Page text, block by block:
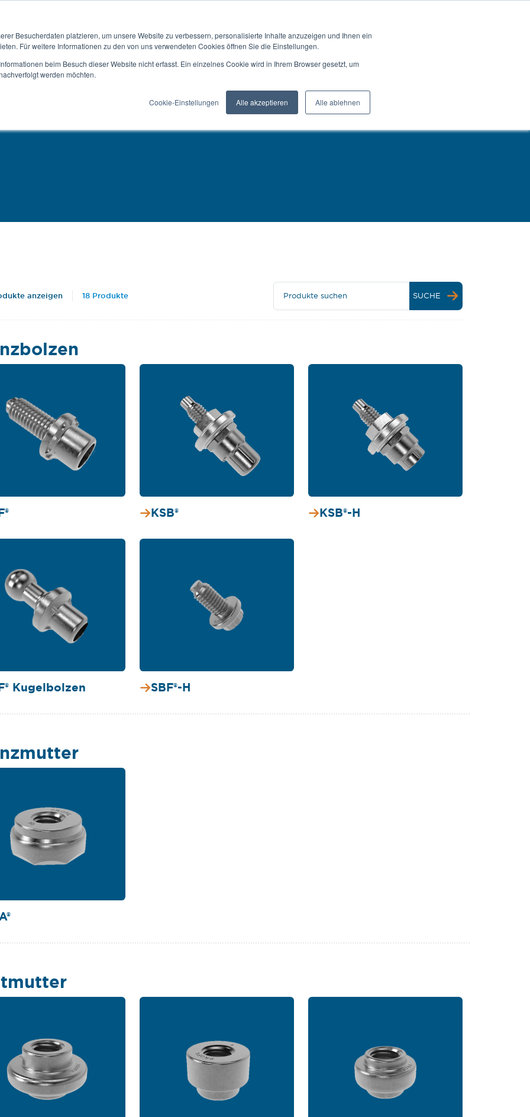
Besucherdaten platzieren, um unsere Website zu verbessern, personalisierte Inhalte anzuzeigen und Ihnen ein
Für weitere Informationen zu den von uns verwendeten Cookies öffnen Sie die Einstellungen.
beim Besuch dieser Website nicht erfasst. Ein einzelnes Cookie wird in Ihrem Browser gesetzt, um
werden möchten.
Cookie-Einstellungen Alle akzeptieren Alle ablehnen
Verarbeitung Vorteil PROFIL® Anwendungen
SUCHE
anzeigen 18 Produkte Produkte suchen SUCHE
KSB® KSB®-H
Kugelbolzen SBF®-H